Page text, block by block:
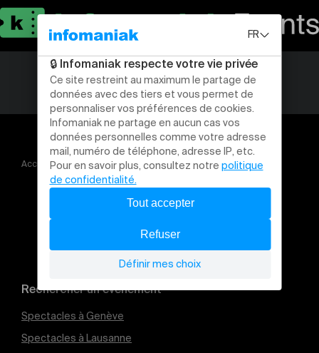
Accueil Gressy Airfest 2024
Rechercher un évènement
Spectacles à Genève
Spectacles à Lausanne